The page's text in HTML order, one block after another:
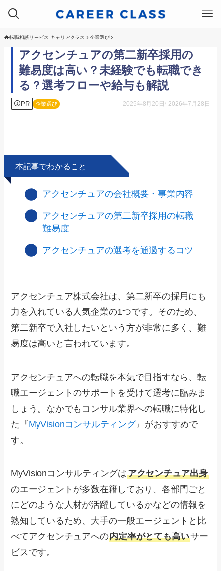
転職相談サービス キャリアクラス 企業選び
アクセンチュアの第二新卒採用の
難易度は高い？未経験でも転職でき
る？選考フローや給与も解説
PR 企業選び 2025年8月20日 2026年7月28日
本記事でわかること
アクセンチュアの会社概要・事業内容
アクセンチュアの第二新卒採用の転職
難易度
アクセンチュアの選考を通過するコツ
アクセンチュア株式会社は、第二新卒の採用にも
力を入れている人気企業の1つです。そのため、
第二新卒で入社したいという方が非常に多く、難
易度は高いと言われています。
アクセンチュアへの転職を本気で目指すなら、転
職エージェントのサポートを受けて選考に臨みま
しょう。なかでもコンサル業界への転職に特化し
た『MyVisionコンサルティング』がおすすめで
す。
MyVisionコンサルティングはアクセンチュア出身
のエージェントが多数在籍しており、各部門ごと
にどのような人材が活躍しているかなどの情報を
熟知しているため、大手の一般エージェントと比
べてアクセンチュアへの内定率がとても高いサー
ビスです。